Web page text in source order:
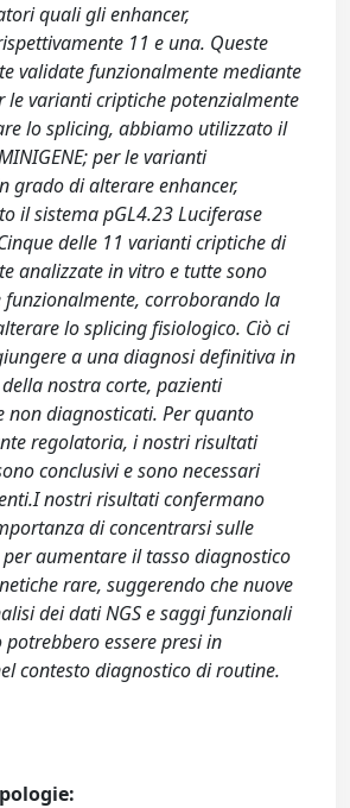
quali gli enhancer,
11 e una. Queste
validate funzionalmente mediante
le varianti criptiche potenzialmente
lo splicing, abbiamo utilizzato il
per le varianti
grado di alterare enhancer,
il sistema pGL4.23 Luciferase
delle 11 varianti criptiche di
analizzate in vitro e tutte sono
funzionalmente, corroborando la
lo splicing fisiologico. Ciò ci
a una diagnosi definitiva in
nostra corte, pazienti
non diagnosticati. Per quanto
regolatoria, i nostri risultati
conclusivi e sono necessari
nostri risultati confermano
di concentrarsi sulle
aumentare il tasso diagnostico
rare, suggerendo che nuove
dei dati NGS e saggi funzionali
essere presi in
contesto diagnostico di routine.